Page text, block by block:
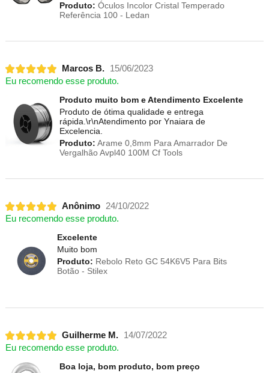
Produto: Óculos Incolor Cristal Temperado
Referência 100 - Ledan
Marcos B.
15/06/2023
Eu recomendo esse produto.
Produto muito bom e Atendimento Excelente
Produto de ótima qualidade e entrega
rápida.\r\nAtendimento por Ynaiara de
Excelencia.
Produto: Arame 0,8mm Para Amarrador De
Vergalhão Avpl40 100M Cf Tools
Anônimo
24/10/2022
Eu recomendo esse produto.
Excelente
Muito bom
Produto: Rebolo Reto GC 54K6V5 Para Bits
Botão - Stilex
Guilherme M.
14/07/2022
Eu recomendo esse produto.
Boa loja, bom produto, bom preço